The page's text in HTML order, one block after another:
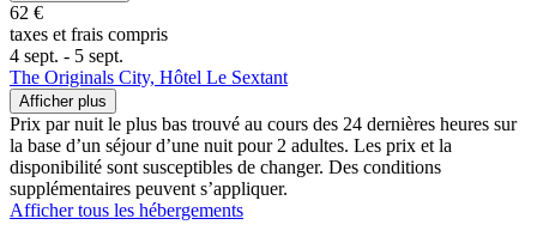
62 €
taxes et frais compris
4 sept. - 5 sept.
The Originals City, Hôtel Le Sextant
Afficher plus
Prix par nuit le plus bas trouvé au cours des 24 dernières heures sur
la base d’un séjour d’une nuit pour 2 adultes. Les prix et la
disponibilité sont susceptibles de changer. Des conditions
supplémentaires peuvent s’appliquer.
Afficher tous les hébergements